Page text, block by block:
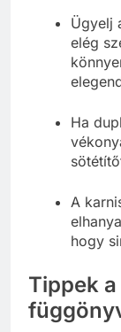
Ügyelj
elég
Ha
A
hogy
Tippek